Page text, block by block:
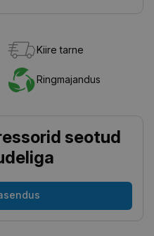
Kiire tarne
Ringmajandus
seotud